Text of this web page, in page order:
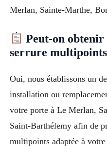
Merlan, Sainte-Marthe,
Peut-on obtenir
serrure
Oui, nous établissons un
installation ou
votre porte à Le Merlan,
Saint-Barthélemy afin de
multipoints adaptée à